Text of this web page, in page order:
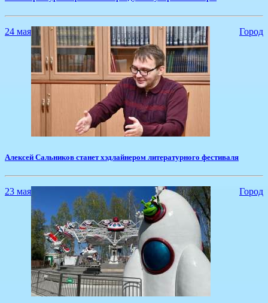
24 мая Город
Алексей Сальников станет хэдлайнером литературного фестиваля
23 мая Город